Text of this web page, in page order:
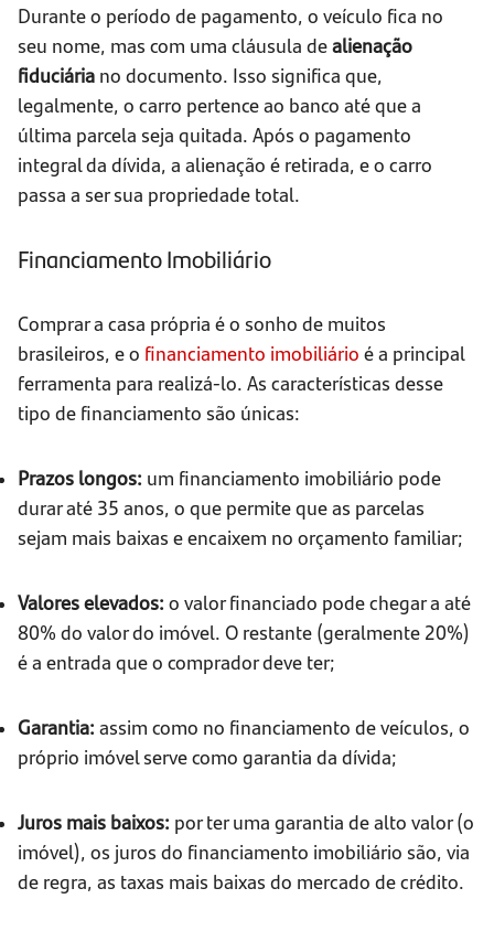
Durante o período de pagamento, o veículo fica no
seu nome, mas com uma cláusula dealienação
fiduciária no documento. Isso significa que,
legalmente, o carro pertence ao banco até que a
última parcela seja quitada. Após o pagamento
integral da dívida, a alienação é retirada, e o carro
passa a ser sua propriedade total.
Financiamento Imobiliário
Comprar a casa própria é o sonho de muitos
brasileiros, e o financiamento imobiliário é a principal
ferramenta para realizá-lo. As características desse
tipo de financiamento são únicas:
Prazos longos: um financiamento imobiliário pode
durar até 35 anos, o que permite que as parcelas
sejam mais baixas e encaixem no orçamento familiar;
Valores elevados: o valor financiado pode chegar a até
80% do valor do imóvel. O restante (geralmente 20%)
é a entrada que o comprador deve ter;
Garantia: assim como no financiamento de veículos, o
próprio imóvel serve como garantia da dívida;
Juros mais baixos: por ter uma garantia de alto valor (o
imóvel), os juros do financiamento imobiliário são, via
de regra, as taxas mais baixas do mercado de crédito.